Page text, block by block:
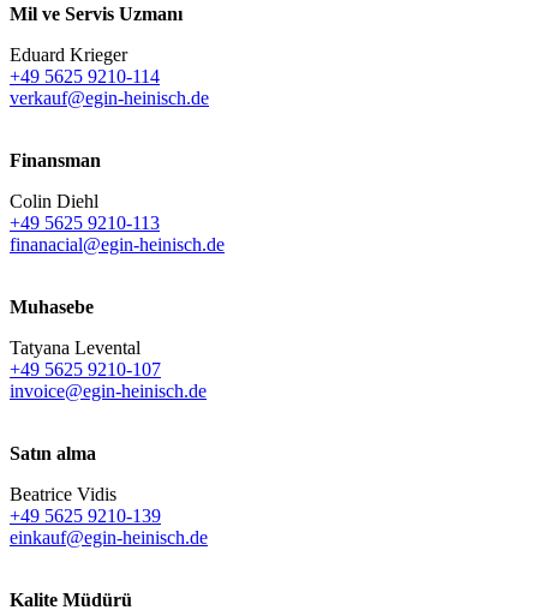
Mil ve Servis Uzmanı
Eduard Krieger
+49 5625 9210-114
verkauf@egin-heinisch.de
Finansman
Colin Diehl
+49 5625 9210-113
finanacial@egin-heinisch.de
Muhasebe
Tatyana Levental
+49 5625 9210-107
invoice@egin-heinisch.de
Satın alma
Beatrice Vidis
+49 5625 9210-139
einkauf@egin-heinisch.de
Kalite Müdürü